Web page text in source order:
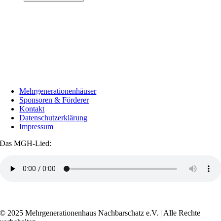
Mehrgenerationenhäuser
Sponsoren & Förderer
Kontakt
Datenschutzerklärung
Impressum
Das MGH-Lied:
© 2025 Mehrgenerationenhaus Nachbarschatz e.V. | Alle Rechte